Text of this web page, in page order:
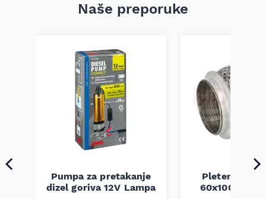
Naše preporuke
Pumpa za pretakanje
dizel goriva 12V Lampa
Pletenica
60x100